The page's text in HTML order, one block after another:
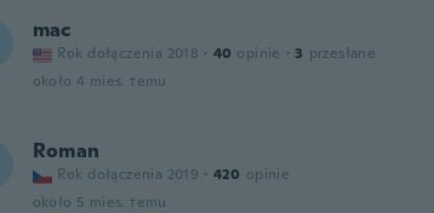
mac
Rok dołączenia 2018 · 40 opinie · 3 przesłane
około 4 mies. temu
Roman
Rok dołączenia 2019 · 420 opinie
około 5 mies. temu